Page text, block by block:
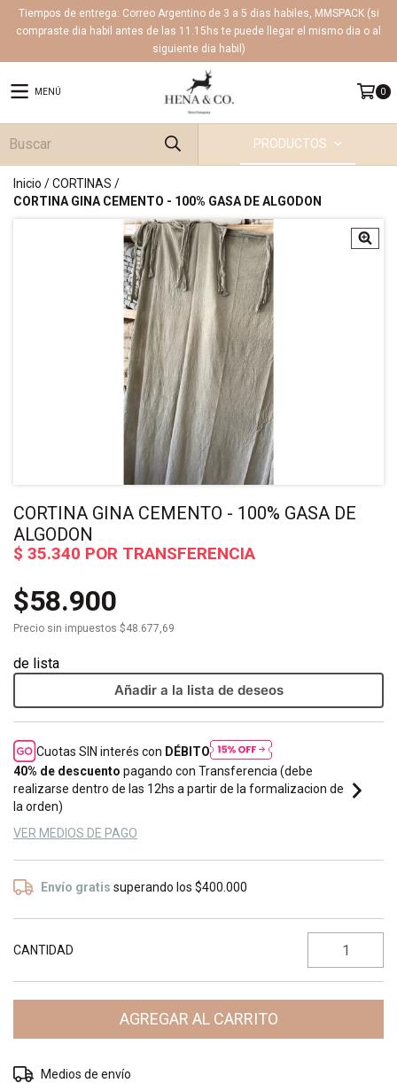
Tiempos de entrega: Correo Argentino de 3 a 5 dias habiles, MMSPACK (si
compraste dia habil antes de las 11.15hs te puede llegar el mismo dia o al
siguiente dia habil)
MENÚ 0
PRODUCTOS
Inicio /CORTINAS /
CORTINA GINA CEMENTO - 100% GASA DE ALGODON
CORTINA GINA CEMENTO - 100% GASA DE
ALGODON
$58.900
Precio sin impuestos $48.677,69
Añadir a la lista de deseos
Cuotas SIN interés con DÉBITO
40% de descuento pagando con Transferencia (debe
realizarse dentro de las 12hs a partir de la formalizacion de
la orden)
VER MEDIOS DE PAGO
Envío gratis superando los$400.000
CANTIDAD
Entregas para el CP:
Medios de envío